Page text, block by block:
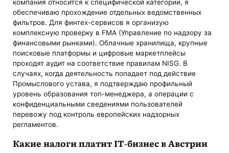
компания относится к специфической категории, я
обеспечиваю прохождение отдельных ведомственных
фильтров. Для финтех-сервисов я организую
комплексную проверку в FMA (Управление по надзору за
финансовыми рынками). Облачные хранилища, крупные
поисковые платформы и цифровые маркетплейсы
проходят аудит на соответствие правилам NISG. В
случаях, когда деятельность попадает под действие
Промыслового устава, я подтверждаю профильный
уровень образования топ-менеджера, а операции с
конфиденциальными сведениями пользователей
перевожу под контроль европейских надзорных
регламентов.
Какие налоги платит IT-бизнес в Австрии